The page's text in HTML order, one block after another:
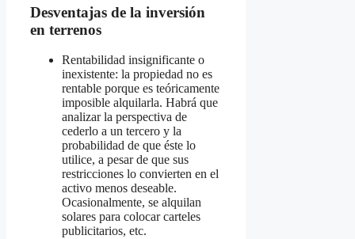
Desventajas de la inversión
en terrenos
Rentabilidad insignificante o
inexistente: la propiedad no es
rentable porque es teóricamente
imposible alquilarla. Habrá que
analizar la perspectiva de
cederlo a un tercero y la
probabilidad de que éste lo
utilice, a pesar de que sus
restricciones lo convierten en el
activo menos deseable.
Ocasionalmente, se alquilan
solares para colocar carteles
publicitarios, etc.